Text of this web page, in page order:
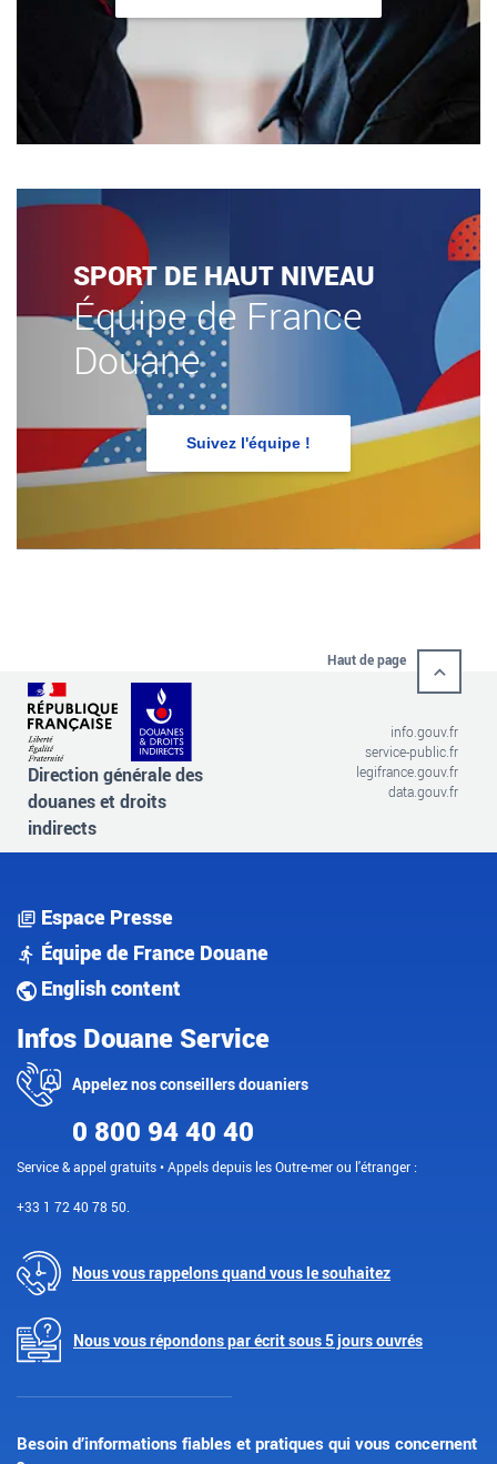
SPORT DE HAUT NIVEAU
Équipe de France
Douane
Suivez l'équipe !
Haut de page
Direction générale des
douanes et droits
indirects
info.gouv.fr
service-public.fr
legifrance.gouv.fr
data.gouv.fr
Espace Presse
Équipe de France Douane
English content
Infos Douane Service
Appelez nos conseillers douaniers
0 800 94 40 40
Service & appel gratuits • Appels depuis les Outre-mer ou l'étranger :
+33 1 72 40 78 50.
Nous vous rappelons quand vous le souhaitez
Nous vous répondons par écrit sous 5 jours ouvrés
Besoin d’informations fiables et pratiques qui vous concernent